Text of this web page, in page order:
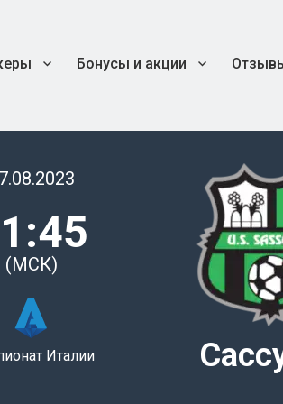
Бонусы и акции
(МСК)
Италии